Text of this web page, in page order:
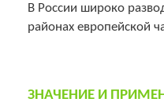
В России широко
районах европейской
ЗНАЧЕНИЕ И